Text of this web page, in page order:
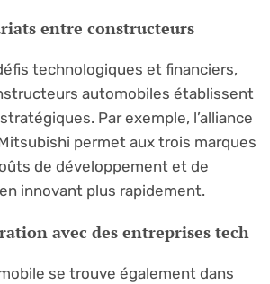
entre constructeurs
technologiques et financiers,
automobiles établissent
Par exemple, l’alliance
permet aux trois marques
de développement et de
innovant plus rapidement.
avec des entreprises tech
se trouve également dans